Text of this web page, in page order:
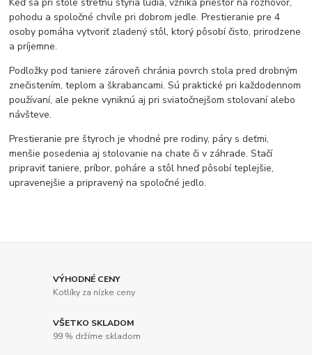
pohodu a spoločné chvíle pri dobrom jedle. Prestieranie pre 4
osoby pomáha vytvoriť zladený stôl, ktorý pôsobí čisto, prirodzene
a príjemne.
Podložky pod taniere zároveň chránia povrch stola pred drobným
znečistením, teplom a škrabancami. Sú praktické pri každodennom
používaní, ale pekne vyniknú aj pri sviatočnejšom stolovaní alebo
návšteve.
Prestieranie pre štyroch je vhodné pre rodiny, páry s deťmi,
menšie posedenia aj stolovanie na chate či v záhrade. Stačí
pripraviť taniere, príbor, poháre a stôl hneď pôsobí teplejšie,
upravenejšie a pripravený na spoločné jedlo.
VÝHODNÉ CENY
Kotlíky za nízke ceny
VŠETKO SKLADOM
99 % držíme skladom